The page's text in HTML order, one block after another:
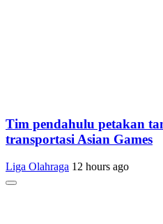
Tim pendahulu petakan
transportasi Asian Games
Liga Olahraga 12 hours ago